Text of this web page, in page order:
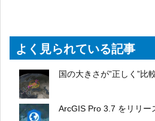
よく見られている記事
国の大きさが”正しく”比
ArcGIS Pro 3.7 をリリー